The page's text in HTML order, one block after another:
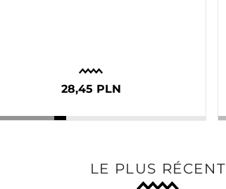
28,45 PLN
LE PLUS RÉCENT